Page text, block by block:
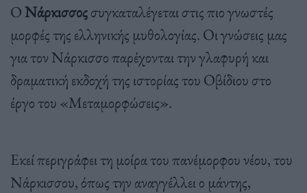
ΟΝάρκισσοςσυγκαταλέγεται στις πιο γνωστές
μορφές της ελληνικής μυθολογίας. Οι γνώσεις μας
για τον Νάρκισσο παρέχονται την γλαφυρή και
δραματική εκδοχή της ιστορίας του Οβίδιου στο
έργο του «Μεταμορφώσεις».
Εκεί περιγράφει τη μοίρα του πανέμορφου νέου, του
Νάρκισσου, όπως την αναγγέλλει ο μάντης,